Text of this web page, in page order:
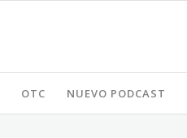
OTC NUEVO PODCAST